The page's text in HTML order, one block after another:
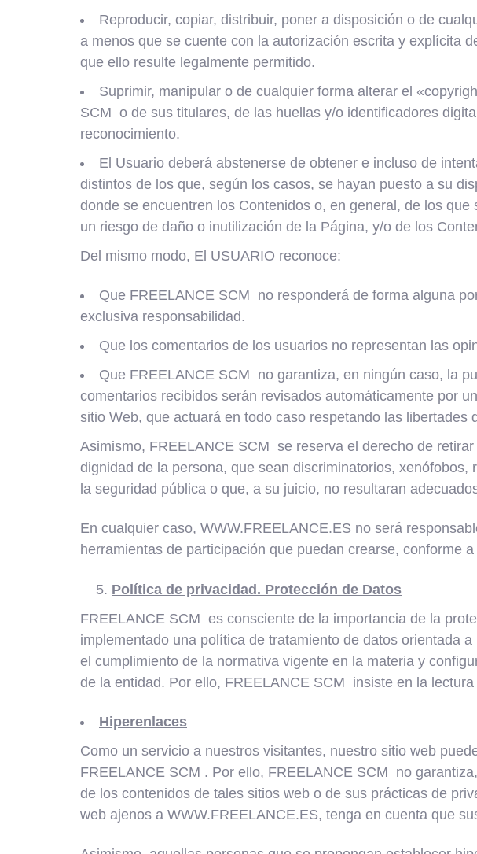
Reproducir, copiar, distribuir, poner a disposición o de
a menos que se cuente con la autorización escrita y explícita
que ello resulte legalmente permitido.
Suprimir, manipular o de cualquier forma alterar el
SCM o de sus titulares, de las huellas y/o identificadores
reconocimiento.
El Usuario deberá abstenerse de obtener e incluso de
distintos de los que, según los casos, se hayan puesto a su
donde se encuentren los Contenidos o, en general, de los
un riesgo de daño o inutilización de la Página, y/o de los
Del mismo modo, El USUARIO reconoce:
Que FREELANCE SCM no responderá de forma alguna
exclusiva responsabilidad.
Que los comentarios de los usuarios no representan las
Que FREELANCE SCM no garantiza, en ningún caso, la
comentarios recibidos serán revisados automáticamente por
sitio Web, que actuará en todo caso respetando las libertades
Asimismo, FREELANCE SCM se reserva el derecho de
dignidad de la persona, que sean discriminatorios,
la seguridad pública o que, a su juicio, no resultaran
En cualquier caso, WWW.FREELANCE.ES no será
herramientas de participación que puedan crearse, conforme
Política de privacidad. Protección de Datos
FREELANCE SCM es consciente de la importancia de la
implementado una política de tratamiento de datos orientada
el cumplimiento de la normativa vigente en la materia y
de la entidad. Por ello, FREELANCE SCM insiste en la lectura
Hiperenlaces
Como un servicio a nuestros visitantes, nuestro sitio web
FREELANCE SCM . Por ello, FREELANCE SCM no
de los contenidos de tales sitios web o de sus prácticas de
web ajenos a WWW.FREELANCE.ES, tenga en cuenta que